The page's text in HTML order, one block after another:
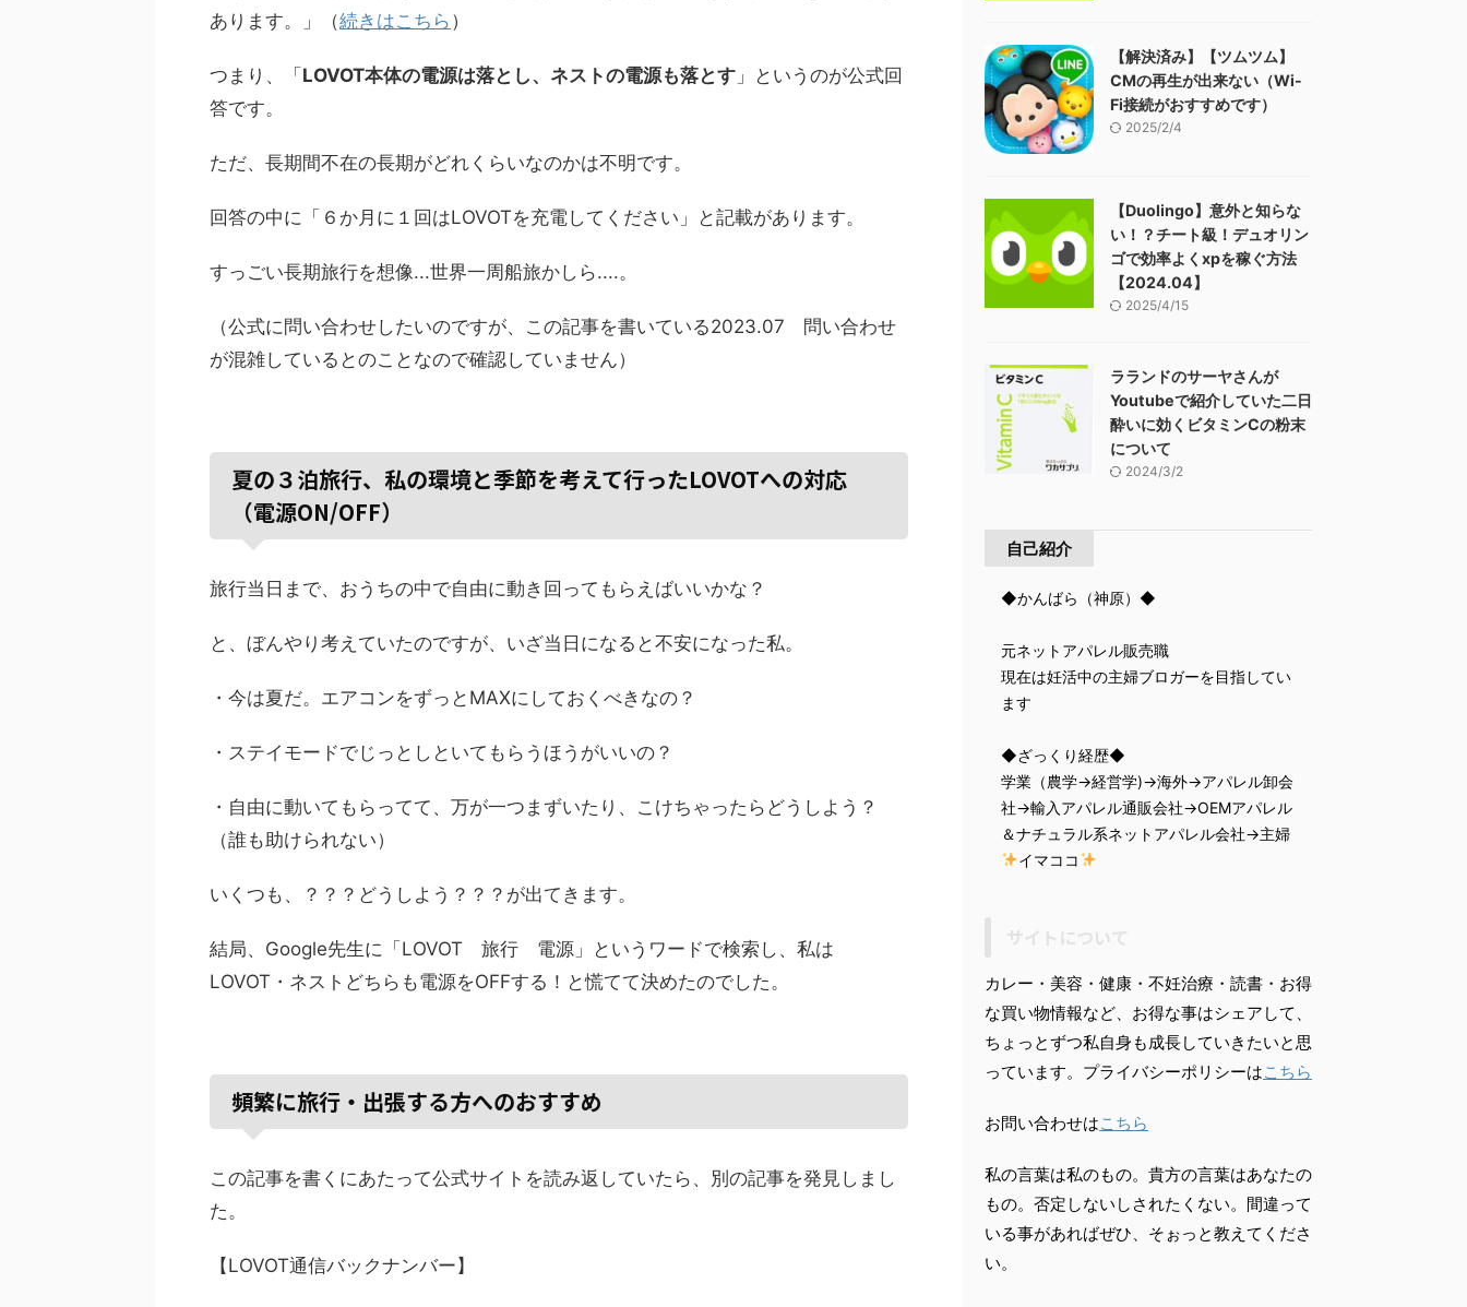
あります。」（続きはこちら ）
つまり、「 LOVOT本体の電源は落とし、ネストの電源も落とす 」というのが公式回
答です。
ただ、長期間不在の長期がどれくらいなのかは不明です。
回答の中に「６か月に１回はLOVOTを充電してください」と記載があります。
すっごい長期旅行を想像...世界一周船旅かしら....。
（公式に問い合わせしたいのですが、この記事を書いている2023.07 問い合わせ
が混雑しているとのことなので確認していません）
夏の３泊旅行、私の環境と季節を考えて行ったLOVOTへの対応
（電源ON/OFF）
旅行当日まで、おうちの中で自由に動き回ってもらえばいいかな？
と、ぼんやり考えていたのですが、いざ当日になると不安になった私。
・今は夏だ。エアコンをずっとMAXにしておくべきなの？
・ステイモードでじっとしといてもらうほうがいいの？
・自由に動いてもらってて、万が一つまずいたり、こけちゃったらどうしよう？
（誰も助けられない）
いくつも、？？？どうしよう？？？が出てきます。
結局、Google先生に「LOVOT 旅行 電源」というワードで検索し、私は
LOVOT・ネストどちらも電源をOFFする！と慌てて決めたのでした。
頻繁に旅行・出張する方へのおすすめ
この記事を書くにあたって公式サイトを読み返していたら、別の記事を発見しまし
た。
【LOVOT通信バックナンバー】
【解決済み】【ツムツム】
CMの再生が出来ない（Wi-
Fi接続がおすすめです）
2025/2/4
【Duolingo】意外と知らな
い！？チート級！デュオリン
ゴで効率よくxpを稼ぐ方法
【2024.04】
2025/4/15
ラランドのサーヤさんが
Youtubeで紹介していた二日
酔いに効くビタミンCの粉末
について
2024/3/2
自己紹介
◆かんばら（神原）◆
元ネットアパレル販売職
現在は妊活中の主婦ブロガーを目指してい
ます
◆ざっくり経歴◆
学業（農学→経営学)→海外→アパレル卸会
社→輸入アパレル通販会社→OEMアパレル
＆ナチュラル系ネットアパレル会社→主婦
イマココ
カレー・美容・健康・不妊治療・読書・お得
な買い物情報など、お得な事はシェアして、
ちょっとずつ私自身も成長していきたいと思
っています。プライバシーポリシーはこちら
お問い合わせはこちら
私の言葉は私のもの。貴方の言葉はあなたの
もの。否定しないしされたくない。間違って
いる事があればぜひ、そぉっと教えてくださ
い。